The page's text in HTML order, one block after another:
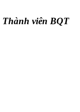
Thành viên BQT